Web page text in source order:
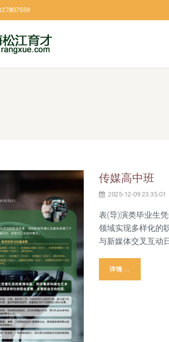
传媒高中班
2025-12-09 23.35.01
表(导)演类毕业生
领域实现多样化的
与新媒体交叉互动
详情...